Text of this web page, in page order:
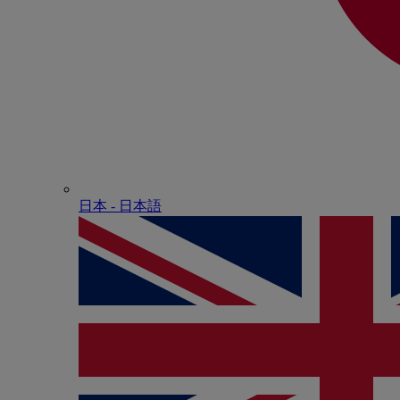
日本 - ⽇本語